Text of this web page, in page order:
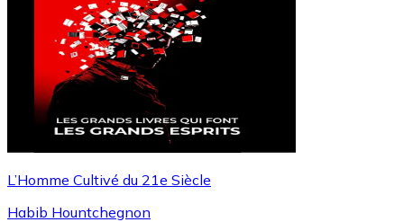
L’Homme Cultivé du 21e Siècle
Habib Hountchegnon